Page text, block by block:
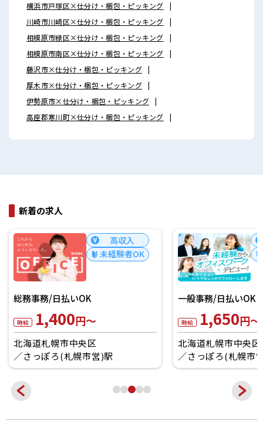
横浜市戸塚区×仕分け・梱包・ピッキング
川崎市川崎区×仕分け・梱包・ピッキング
相模原市緑区×仕分け・梱包・ピッキング
相模原市南区×仕分け・梱包・ピッキング
藤沢市×仕分け・梱包・ピッキング
厚木市×仕分け・梱包・ピッキング
伊勢原市×仕分け・梱包・ピッキング
高座郡寒川町×仕分け・梱包・ピッキング
新着の求人
高収入
未経験者OK
一般事務/日払いOK
時給 1,650円～
北海道札幌市中央区
さっぽろ(札幌市営)駅
データ入力/日払い
時給 1,400円～
北海道札幌市東区